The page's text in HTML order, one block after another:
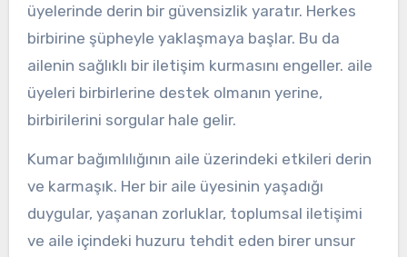
üyelerinde derin bir güvensizlik yaratır. Herkes
birbirine şüpheyle yaklaşmaya başlar. Bu da
ailenin sağlıklı bir iletişim kurmasını engeller. aile
üyeleri birbirlerine destek olmanın yerine,
birbirilerini sorgular hale gelir.
Kumar bağımlılığının aile üzerindeki etkileri derin
ve karmaşık. Her bir aile üyesinin yaşadığı
duygular, yaşanan zorluklar, toplumsal iletişimi
ve aile içindeki huzuru tehdit eden birer unsur